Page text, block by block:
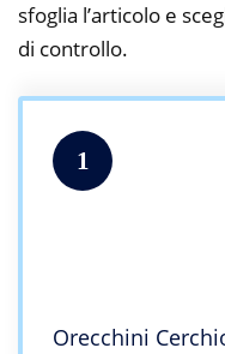
sfoglia l’articolo e
di controllo.
1
Orecchini